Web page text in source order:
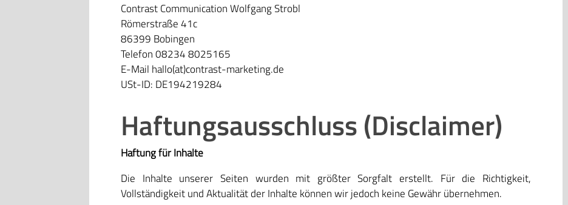
Contrast Communication Wolfgang Strobl
Römerstraße 41c
86399 Bobingen
Telefon 08234 8025165
E-Mail hallo(at)contrast-marketing.de
USt-ID: DE194219284
Haftungsausschluss (Disclaimer)
Haftung für Inhalte
Die Inhalte unserer Seiten wurden mit größter Sorgfalt erstellt. Für die Richtigkeit,
Vollständigkeit und Aktualität der Inhalte können wir jedoch keine Gewähr übernehmen.